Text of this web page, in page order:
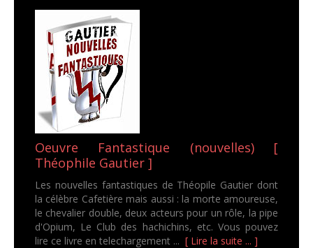
Oeuvre Fantastique (nouvelles) [
Théophile Gautier ]
Les nouvelles fantastiques de Théopile Gautier dont
la célèbre Cafetière mais aussi : la morte amoureuse,
le chevalier double, deux acteurs pour un rôle, la pipe
d'Opium, Le Club des hachichins, etc. Vous pouvez
lire ce livre en telechargement ... [ Lire la suite ... ]